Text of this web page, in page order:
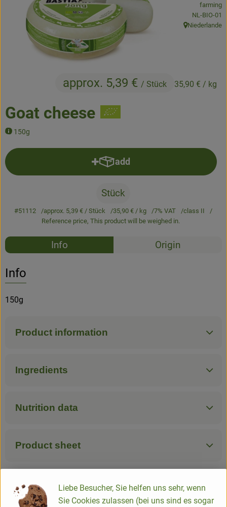
Baked goods
Natural products
Vouchers & Gift Ideas
Delivery service
Goat cheese
150g
approx. 5,39 € / Stück 35,90 € / kg
farming
,NL-BIO-01
, origin:
Niederlande
add
Add product to basket
Stück
#51112 approx. 5,39 €/ Stück 35,90 €/ kg 7% VAT
class II
Reference price,This product will be weighed in.
Recipes
Info Origin
Info
150g
Product information
Ingredients
Nutrition data
Product sheet
Origin
Liebe Besucher, Sie helfen uns sehr, wenn
Sie Cookies zulassen (bei uns sind es sogar